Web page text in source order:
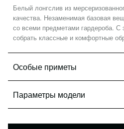
Белый лонгслив из
качества. Незаменимая базовая
со всеми предметами гардероба.
собрать классные и комфортные
Особые приметы
Параметры модели
Оптовым клиентам